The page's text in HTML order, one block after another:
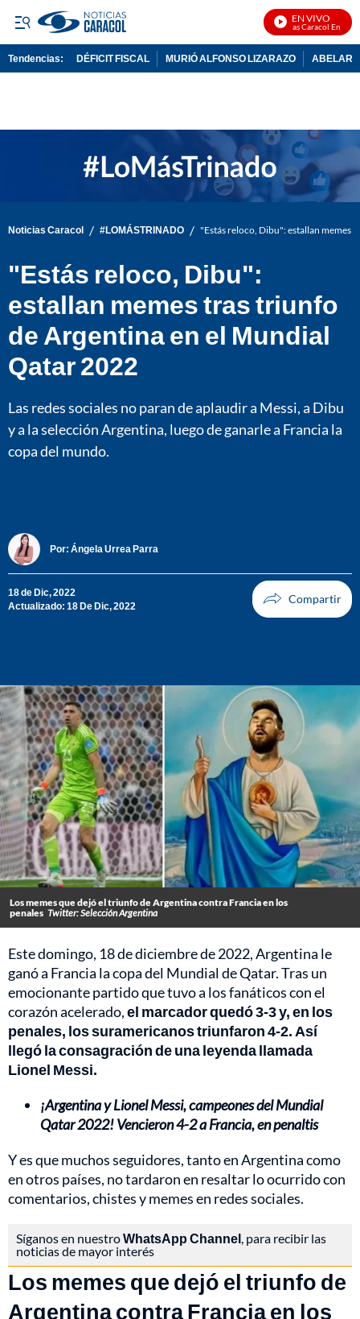
EN VIVO
Noticias Caracol En Vivo
Tendencias: DÉFICIT FISCAL MURIÓ ALFONSO LIZARAZO
Noticias Caracol / #LOMÁSTRINADO / "Estás reloco, Dibu": estallan memes
"Estás reloco, Dibu":
estallan memes tras triunfo
de Argentina en el Mundial
Qatar 2022
Las redes sociales no paran de aplaudir a Messi, a Dibu
y a la selección Argentina, luego de ganarle a Francia la
copa del mundo.
Por: Ángela Urrea Parra
18 de Dic, 2022
Actualizado: 18 De Dic, 2022
Los memes que dejó el triunfo de Argentina contra Francia en los
penales Twitter: Selección Argentina
Este domingo, 18 de diciembre de 2022, Argentina le
ganó a Francia la copa del Mundial de Qatar. Tras un
emocionante partido que tuvo a los fanáticos con el
corazón acelerado,el marcador quedó 3-3 y, en los
penales, los suramericanos triunfaron 4-2. Así
llegó la consagración de una leyenda llamada
Lionel Messi.
¡Argentina y Lionel Messi, campeones del Mundial
Qatar 2022! Vencieron 4-2 a Francia, en penaltis
Y es que muchos seguidores, tanto en Argentina como
en otros países, no tardaron en resaltar lo ocurrido con
comentarios, chistes y memes en redes sociales.
Síganos en nuestroWhatsApp Channel, para recibir las
noticias de mayor interés
Los memes que dejó el triunfo de
Argentina contra Francia en los